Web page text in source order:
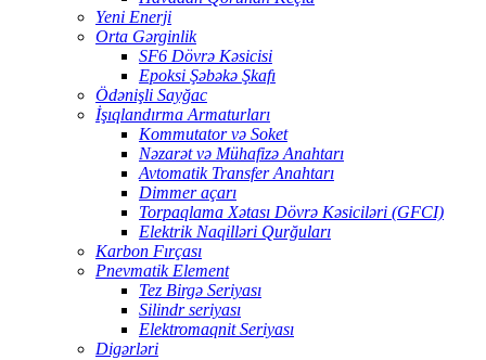
Yeni Enerji
Orta Gərginlik
SF6 Dövrə Kəsicisi
Epoksi Şəbəkə Şkafı
Ödənişli Sayğac
İşıqlandırma Armaturları
Kommutator və Soket
Nəzarət və Mühafizə Anahtarı
Avtomatik Transfer Anahtarı
Dimmer açarı
Torpaqlama Xətası Dövrə Kəsiciləri (GFCI)
Elektrik Naqilləri Qurğuları
Karbon Fırçası
Pnevmatik Element
Tez Birgə Seriyası
Silindr seriyası
Elektromaqnit Seriyası
Digərləri